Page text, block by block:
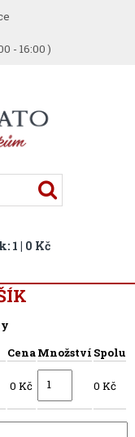
- 16:00 )
1 | 0 Kč
CenaMnožství Spolu
0 Kč 0 Kč